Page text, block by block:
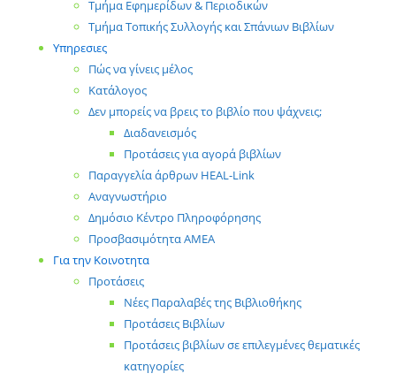
Τμήμα Εφημερίδων & Περιοδικών
Τμήμα Τοπικής Συλλογής και Σπάνιων Βιβλίων
Υπηρεσιες
Πώς να γίνεις μέλος
Κατάλογος
Δεν μπορείς να βρεις το βιβλίο που ψάχνεις;
Διαδανεισμός
Προτάσεις για αγορά βιβλίων
Παραγγελία άρθρων HEAL-Link
Αναγνωστήριο
Δημόσιο Κέντρο Πληροφόρησης
Προσβασιμότητα ΑΜΕΑ
Για την Κοινοτητα
Προτάσεις
Νέες Παραλαβές της Βιβλιοθήκης
Προτάσεις Βιβλίων
Προτάσεις βιβλίων σε επιλεγμένες θεματικές
κατηγορίες